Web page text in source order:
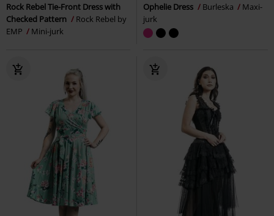
Rock Rebel Tie-Front Dress with
Checked Pattern
Rock Rebel by
EMP
Mini-jurk
Ophelie Dress Burleska
Maxi-
jurk